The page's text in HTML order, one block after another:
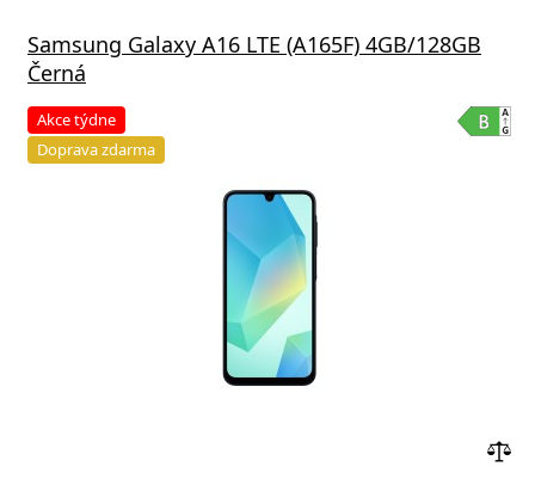
Samsung Galaxy A16 LTE (A165F) 4GB/128GB
Černá
Akce týdne
Doprava zdarma